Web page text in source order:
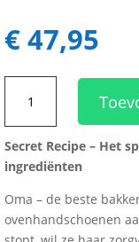
€47,95
Recipe
aantal
Secret Recipe – Het
ingrediënten
Oma – de beste
ovenhandschoenen